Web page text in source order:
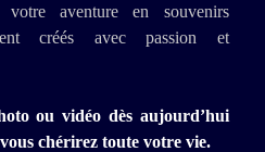
votre aventure en souvenirs
créés avec passion et
ou vidéo dès aujourd’hui
chérirez toute votre vie.